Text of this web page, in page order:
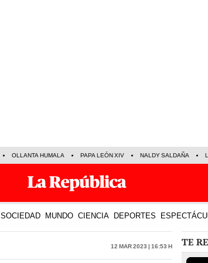
OLLANTA HUMALA PAPA LEÓN XIV NALDY SALDAÑA
SOCIEDAD MUNDO CIENCIA DEPORTES
12 Mar 2023 | 16:53 h TE